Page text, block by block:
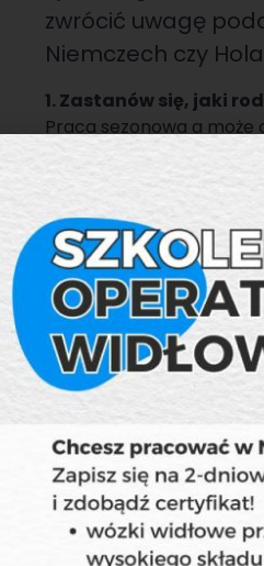
zwrócić uwagę
Niemczech czy
1. Zastanów się, jaki
Praca sezonowa a może
2. Zorientuj się, na
Twoje zarobki mogą się
czy uprawnień, które
podjąć negocjację!
3. Poczytaj opinie o
Sprawdź co piszą w
pracodawcy.
4. Jeśli nie wiesz, jak
pomocy rzetelnej
ofertę do Twoich
służbowe, legalną
5. Dodaj się na
Wiele firm poszukując